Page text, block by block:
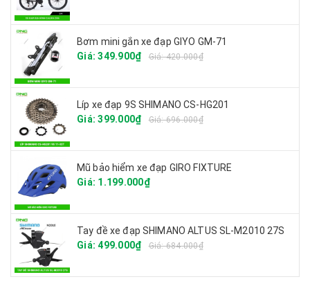
Bơm mini gắn xe đạp GIYO GM-71
Giá: 349.900₫
Giá: 420.000₫
Líp xe đạp 9S SHIMANO CS-HG201
Giá: 399.000₫
Giá: 696.000₫
Mũ bảo hiểm xe đạp GIRO FIXTURE
Giá: 1.199.000₫
Tay đề xe đạp SHIMANO ALTUS SL-M2010 27S
Giá: 499.000₫
Giá: 684.000₫